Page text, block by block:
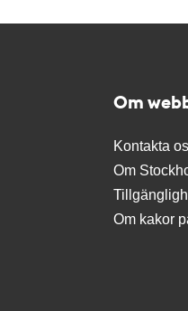
Om
Kontakta
Om
Om kakor